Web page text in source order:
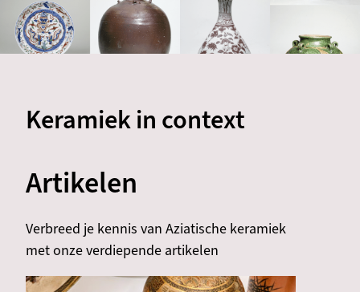
Keramiek in context
Artikelen
Verbreed je kennis van Aziatische keramiek
met onze verdiepende artikelen